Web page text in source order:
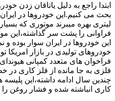
ابتدا راجع به دلیل یاتاقان زدن
لیتری بهره میبرند موتوری که
فراوانی را پشت سر گذاشته،این
این خودروها در ایران سوار بوده و
خودروهای تولیدی در بازار امریکا
فراخوان های متعدد کمپانی
فلزی به جا مانده از فلز کاری در
چندین سال ادامه داشته،این
کاری انباشته شده و فشار روغن